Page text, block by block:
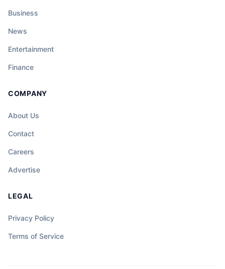
Business
News
Entertainment
Finance
COMPANY
About Us
Contact
Careers
Advertise
LEGAL
Privacy Policy
Terms of Service